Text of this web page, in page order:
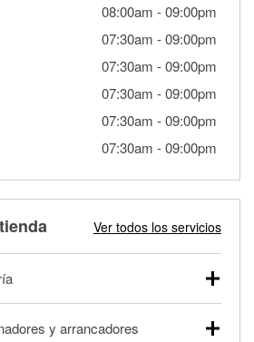
08:00am -09:00pm
07:30am -09:00pm
07:30am -09:00pm
07:30am -09:00pm
07:30am -09:00pm
07:30am -09:00pm
Ver todos los servicios
vehículos comerciales y
y arrancadores